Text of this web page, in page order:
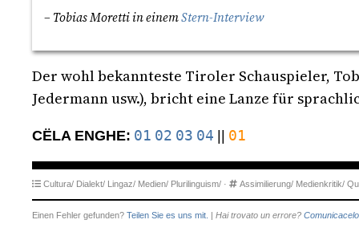
– Tobias Moretti in einemStern-Interview
Der wohl bekannteste Tiroler Schauspieler,
Jedermann usw.), bricht eine Lanze für
CËLA ENGHE: 01 02 03 04 01
Cultura/ Dialekt/ Lingaz/ Medien/ Plurilinguism/ · Assimilierung/ Medienkritik/
Einen Fehler gefunden? Teilen Sie es uns mit. | Hai trovato un errore? Comunicacelo.